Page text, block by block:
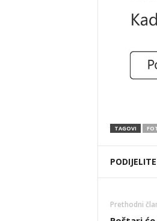
TAGOVI
PODIJELITE
Prethodni